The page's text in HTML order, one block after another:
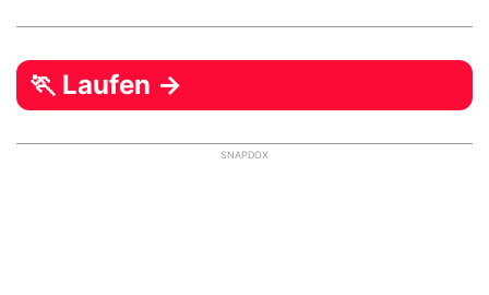
🏃 Laufen →
SNAPDOX